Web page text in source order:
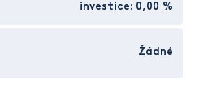
investice: 0,00 %
Žádné